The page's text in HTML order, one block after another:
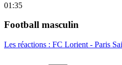
01:35
Football masculin
Les réactions : FC Lorient - Paris